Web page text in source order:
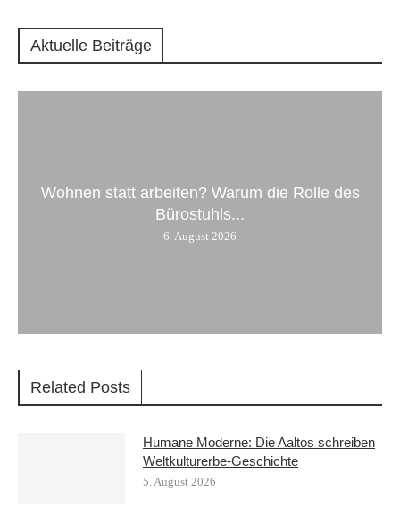
Aktuelle Beiträge
Wohnen statt arbeiten? Warum die Rolle des
Bürostuhls...
6. August 2026
Related Posts
Humane Moderne: Die Aaltos schreiben
Weltkulturerbe-Geschichte
5. August 2026